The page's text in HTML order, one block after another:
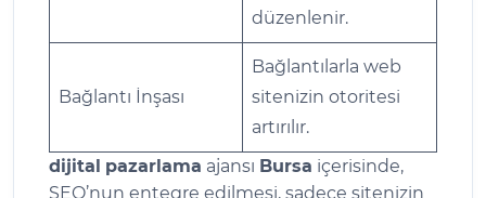
düzenlenir.
Bağlantı İnşası
Bağlantılarla web
sitenizin otoritesi
artırılır.
dijital pazarlama ajansı Bursa içerisinde,
SEO’nun entegre edilmesi, sadece sitenizin